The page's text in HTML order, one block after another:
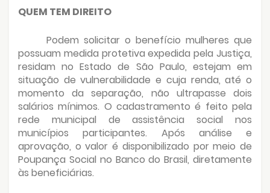
QUEM TEM DIREITO
Podem solicitar o benefício mulheres que
possuam medida protetiva expedida pela Justiça,
residam no Estado de São Paulo, estejam em
situação de vulnerabilidade e cuja renda, até o
momento da separação, não ultrapasse dois
salários mínimos. O cadastramento é feito pela
rede municipal de assistência social nos
municípios participantes. Após análise e
aprovação, o valor é disponibilizado por meio de
Poupança Social no Banco do Brasil, diretamente
às beneficiárias.